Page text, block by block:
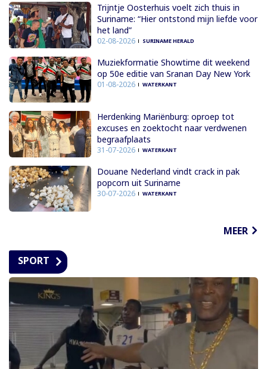
Trijntje Oosterhuis voelt zich thuis in
Suriname: “Hier ontstond mijn liefde voor
het land”
02-08-2026 SURINAME HERALD
Muziekformatie Showtime dit weekend
op 50e editie van Sranan Day New York
01-08-2026 WATERKANT
Herdenking Mariënburg: oproep tot
excuses en zoektocht naar verdwenen
begraafplaats
31-07-2026 WATERKANT
Douane Nederland vindt crack in pak
popcorn uit Suriname
30-07-2026 WATERKANT
MEER
SPORT